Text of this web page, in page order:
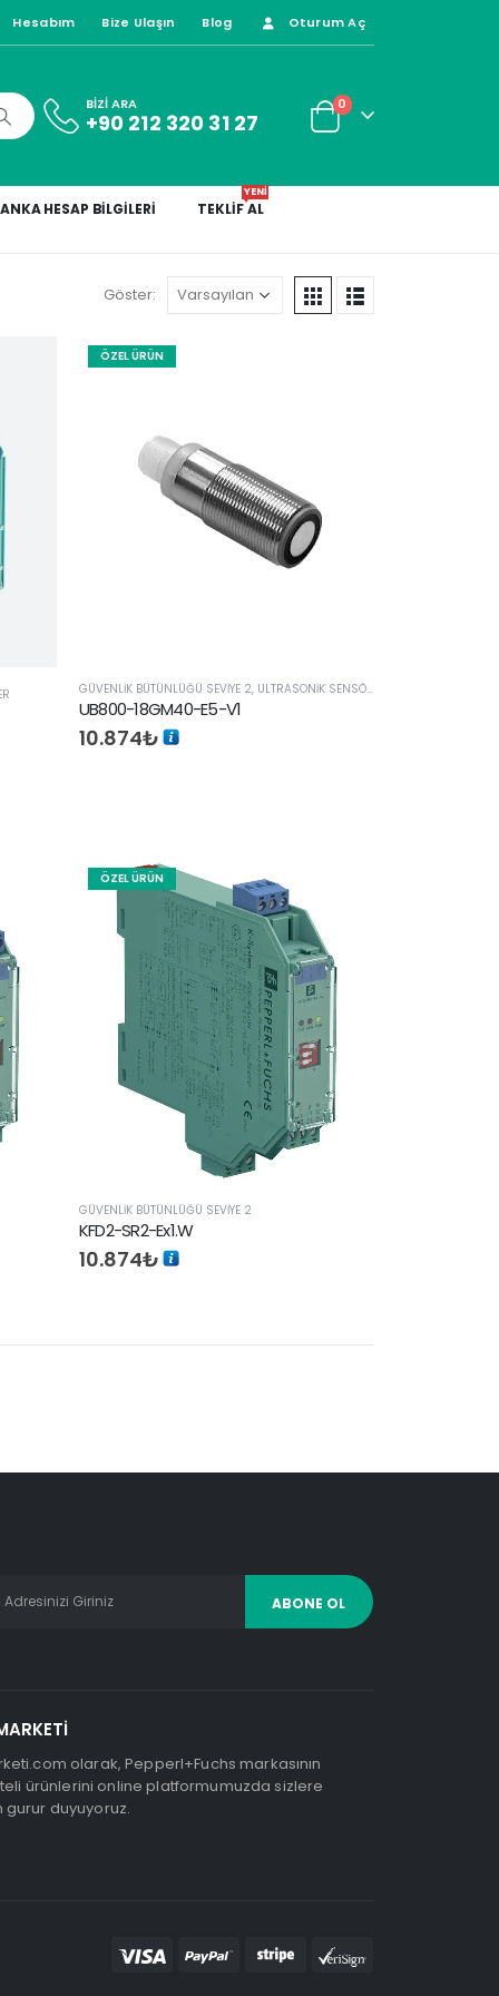
Hesabım Bize Ulaşın Blog Oturum Aç
BİZİ ARA
+90 212 320 31 27
0
HESAP BILGILERI TEKLIF AL
YENİ
Göster:
ÖZEL ÜRÜN
GÜVENLIK BÜTÜNLÜĞÜ SEVIYE 2, ULTRASONIK SENSÖRLER
UB800-18GM40-E5-V1
10.874₺
ÖZEL ÜRÜN
GÜVENLIK BÜTÜNLÜĞÜ SEVIYE 2
KFD2-SR2-Ex1.W
10.874₺
olarak, Pepperl+Fuchs markasının
ürünlerini online platformumuzda sizlere
gurur duyuyoruz.